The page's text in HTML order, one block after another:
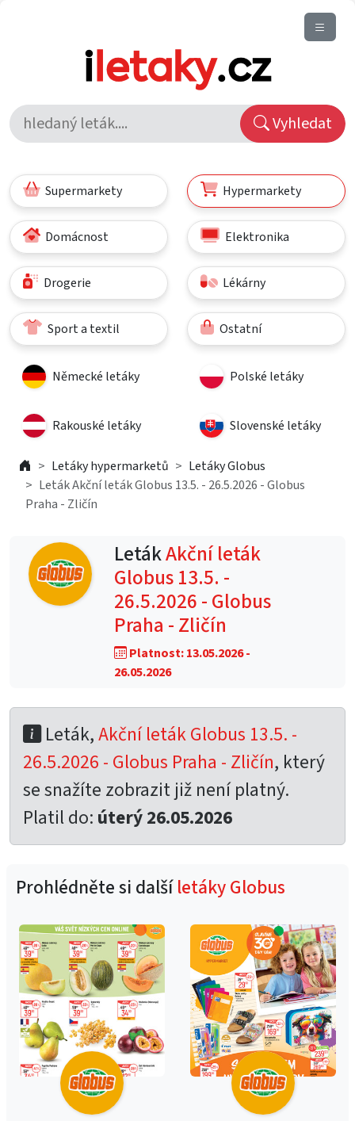
Vyhledat
Supermarkety Hypermarkety
Domácnost Elektronika
Drogerie Lékárny
Sport a textil Ostatní
Německé letáky Polské letáky
Rakouské letáky Slovenské letáky
Letáky hypermarketů
Letáky Globus
Leták Akční leták Globus 13.5. - 26.5.2026 - Globus
Praha - Zličín
LetákAkční leták
Globus 13.5. -
26.5.2026 - Globus
Praha - Zličín
Platnost: 13.05.2026 -
26.05.2026
Leták,Akční leták Globus 13.5. -
26.5.2026 - Globus Praha - Zličín, který
se snažíte zobrazit již není platný.
Platil do: úterý 26.05.2026
Prohlédněte si dalšíletáky Globus